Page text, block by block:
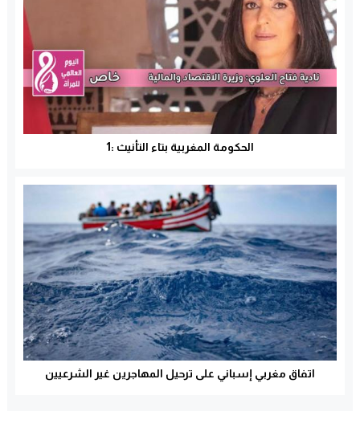
الحكومة المغربية بتاء التأنيث :1
اتفاق مغربي إسباني على ترحيل المهاجرين غير الشرعيين